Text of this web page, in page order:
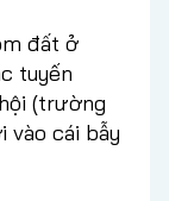
đất ở
tuyến
(trường
vào cái bẫy